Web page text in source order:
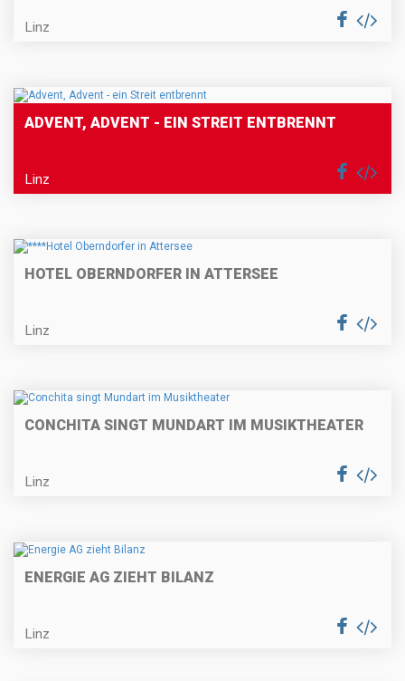
Linz
ADVENT, ADVENT - EIN STREIT ENTBRENNT
Linz
HOTEL OBERNDORFER IN ATTERSEE
Linz
CONCHITA SINGT MUNDART IM MUSIKTHEATER
Linz
ENERGIE AG ZIEHT BILANZ
Linz